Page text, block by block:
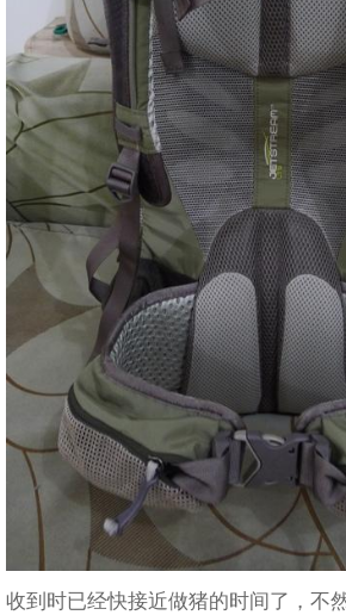
收到时已经快接近做猪的时间了，不